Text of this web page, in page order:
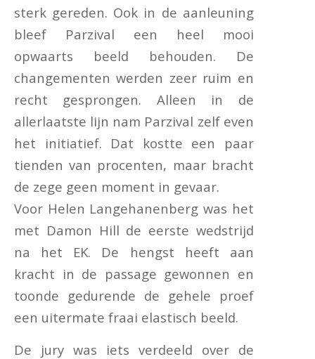
sterk gereden. Ook in de aanleuning
bleef Parzival een heel mooi
opwaarts beeld behouden. De
changementen werden zeer ruim en
recht gesprongen. Alleen in de
allerlaatste lijn nam Parzival zelf even
het initiatief. Dat kostte een paar
tienden van procenten, maar bracht
de zege geen moment in gevaar.
Voor Helen Langehanenberg was het
met Damon Hill de eerste wedstrijd
na het EK. De hengst heeft aan
kracht in de passage gewonnen en
toonde gedurende de gehele proef
een uitermate fraai elastisch beeld.
De jury was iets verdeeld over de